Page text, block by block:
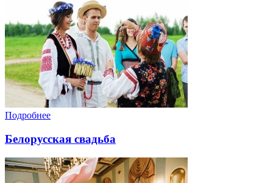
Подробнее
Белорусская свадьба